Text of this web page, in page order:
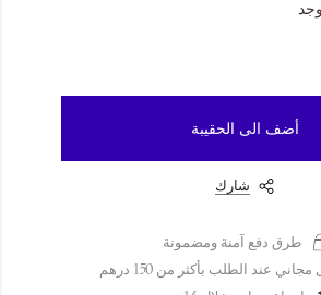
أضف الى الحقيبة
شارك
طرق دفع آمنة ومضمونة
مجاني عند الطلب بأكثر من 150 درهم